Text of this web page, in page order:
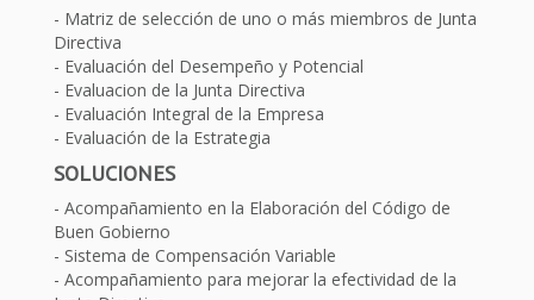
Matriz de selección de uno o más miembros de Junta
Directiva
Evaluación del Desempeño y Potencial
Evaluacion de la Junta Directiva
Evaluación Integral de la Empresa
Evaluación de la Estrategia
SOLUCIONES
Acompañamiento en la Elaboración del Código de
Buen Gobierno
Sistema de Compensación Variable
Acompañamiento para mejorar la efectividad de la